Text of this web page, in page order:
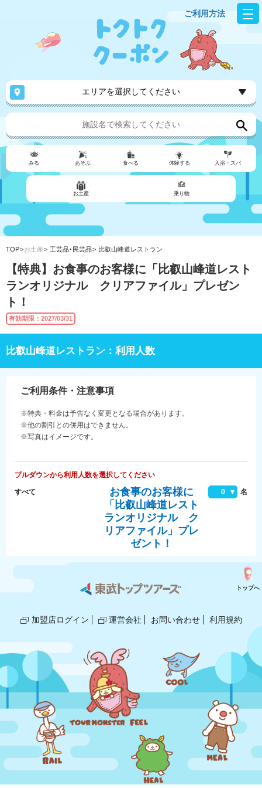
ご利用方法
エリアを選択してください
みる あそぶ 食べる 体験する 入浴・スパ
お土産 乗り物
TOP お土産 工芸品･民芸品 比叡山峰道レストラン
【特典】お食事のお客様に「比叡山峰道レスト
ランオリジナル クリアファイル」プレゼン
ト！
有効期限：2027/03/31
比叡山峰道レストラン：利用人数
ご利用条件・注意事項
※特典・料金は予告なく変更となる場合があります。
※他の割引との併用はできません。
※写真はイメージです。
プルダウンから利用人数を選択してください
すべて
お食事のお客様に
「比叡山峰道レスト
ランオリジナル ク
リアファイル」プレ
ゼント！
0 名
加盟店ログイン 運営会社 お問い合わせ 利用規約
トップへ